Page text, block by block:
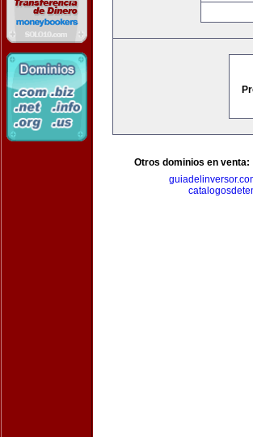
Otros dominios en venta: